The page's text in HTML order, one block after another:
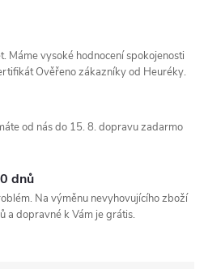
Máme vysoké hodnocení spokojenosti
Ověřeno zákazníky od Heuréky.
od nás do 15. 8. dopravu zadarmo
dnů
Na výměnu nevyhovujícího zboží
a dopravné k Vám je grátis.